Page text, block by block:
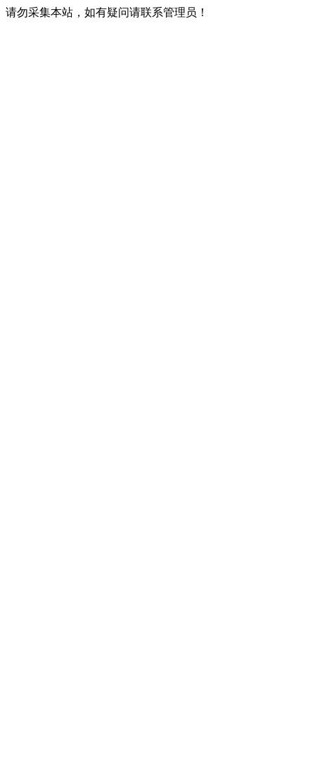
请勿采集本站，如有疑问请联系管理员！